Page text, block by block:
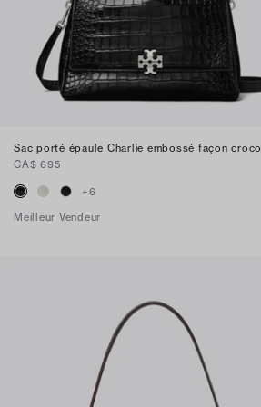
Sac porté épaule Charlie embossé façon croco
CA$ 695
+6
Meilleur Vendeur